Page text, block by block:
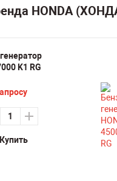
HONDA
K1 RG
Купить